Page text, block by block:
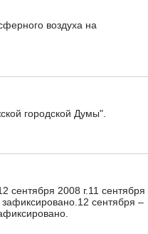
воздуха на
городской Думы".
2008 г.11 сентября
сентября –